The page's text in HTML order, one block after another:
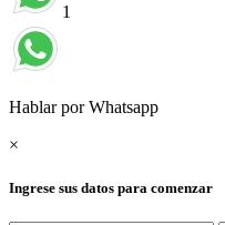
1
Hablar por Whatsapp
×
Ingrese sus datos para comenzar